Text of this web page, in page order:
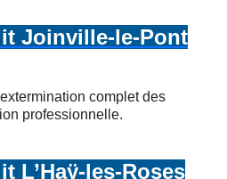
Joinville-le-Pont
complet des
professionnelle.
L’Haÿ-les-Roses